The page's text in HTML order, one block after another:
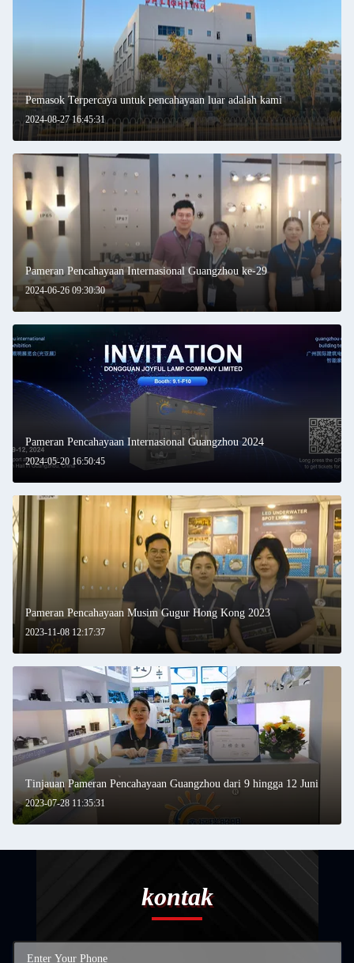
2024-08-27 16:45:31
Pemasok Terpercaya untuk pencahayaan luar adalah kami
2024-06-26 09:30:30
Pameran Pencahayaan Internasional Guangzhou ke-29
2024-05-20 16:50:45
Pameran Pencahayaan Internasional Guangzhou 2024
2023-11-08 12:17:37
Pameran Pencahayaan Musim Gugur Hong Kong 2023
2023-07-28 11:35:31
Tinjauan Pameran Pencahayaan Guangzhou dari 9 hingga 12 Juni
kontak